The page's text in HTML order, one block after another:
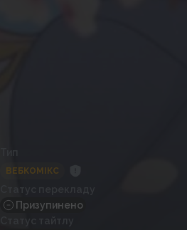
ВЕБКОМІКС
Статус перекладу
Призупинено
Статус тайтлу